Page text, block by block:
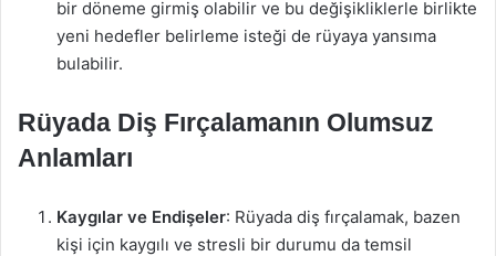
bir döneme girmiş olabilir ve bu değişikliklerle birlikte
yeni hedefler belirleme isteği de rüyaya yansıma
bulabilir.
Rüyada Diş Fırçalamanın Olumsuz
Anlamları
Kaygılar ve Endişeler: Rüyada diş fırçalamak, bazen
kişi için kaygılı ve stresli bir durumu da temsil